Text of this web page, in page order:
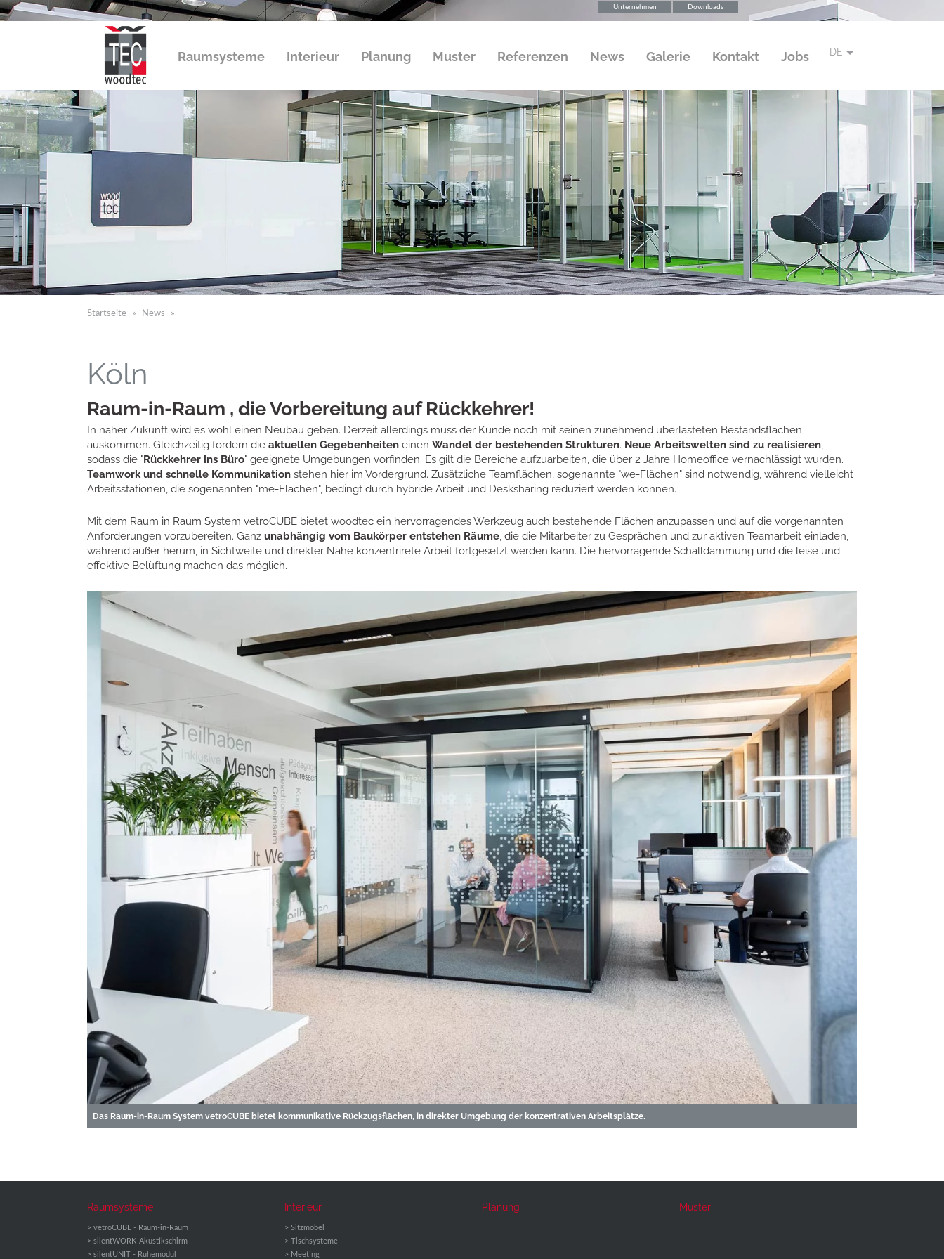
DE
Unternehmen Downloads
Raumsysteme Interieur Planung Muster Referenzen News Galerie Kontakt Jobs
Startseite News
Köln
Raum-in-Raum , die Vorbereitung auf Rückkehrer!
In naher Zukunft wird es wohl einen Neubau geben. Derzeit allerdings muss der Kunde noch mit seinen zunehmend überlasteten Bestandsflächen
auskommen. Gleichzeitig fordern die aktuellen Gegebenheiteneinen Wandel der bestehenden Strukturen. Neue Arbeitswelten sind zu realisieren,
sodass die "Rückkehrer ins Büro" geeignete Umgebungen vorfinden. Es gilt die Bereiche aufzuarbeiten, die über 2 Jahre Homeoffice vernachlässigt wurden.
Teamwork und schnelle Kommunikationstehen hier im Vordergrund. Zusätzliche Teamflächen, sogenannte "we-Flächen" sind notwendig, während vielleicht
Arbeitsstationen, die sogenannten "me-Flächen", bedingt durch hybride Arbeit und Desksharing reduziert werden können.
Mit dem Raum in Raum System vetroCUBE bietet woodtec ein hervorragendes Werkzeug auch bestehende Flächen anzupassen und auf die vorgenannten
Anforderungen vorzubereiten. Ganz unabhängig vom Baukörper entstehen Räume, die die Mitarbeiter zu Gesprächen und zur aktiven Teamarbeit einladen,
während außer herum, in Sichtweite und direkter Nähe konzentrirete Arbeit fortgesetzt werden kann. Die hervorragende Schalldämmung und die leise und
effektive Belüftung machen das möglich.
Das Raum-in-Raum System vetroCUBE bietet kommunikative Rückzugsflächen, in direkter Umgebung der konzentrativen Arbeitsplätze.
Raumsysteme
vetroCUBE - Raum-in-Raum
silentWORK-Akustikschirm
silentUNIT - Ruhemodul
Interieur
Sitzmöbel
Tischsysteme
Meeting
Planung Muster